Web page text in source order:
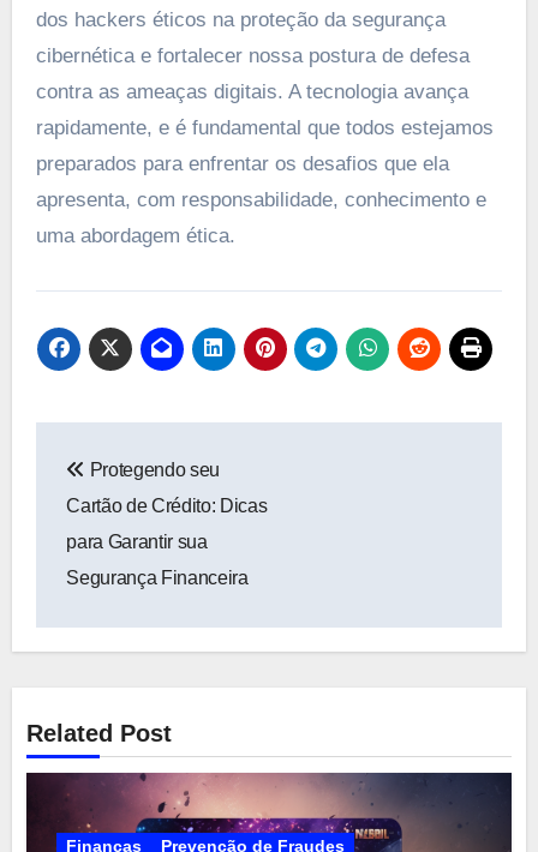
dos hackers éticos na proteção da segurança
cibernética e fortalecer nossa postura de defesa
contra as ameaças digitais. A tecnologia avança
rapidamente, e é fundamental que todos estejamos
preparados para enfrentar os desafios que ela
apresenta, com responsabilidade, conhecimento e
uma abordagem ética.
de
Post
Protegendo seu
Cartão de Crédito: Dicas
para Garantir sua
Segurança Financeira
Related Post
Finanças Prevenção de Fraudes